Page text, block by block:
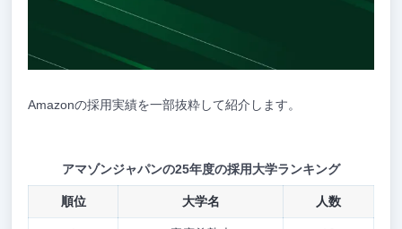
Amazonの採用実績を一部抜粋して紹介します。
アマゾンジャパンの25年度の採用大学ランキング
順位 大学名 人数